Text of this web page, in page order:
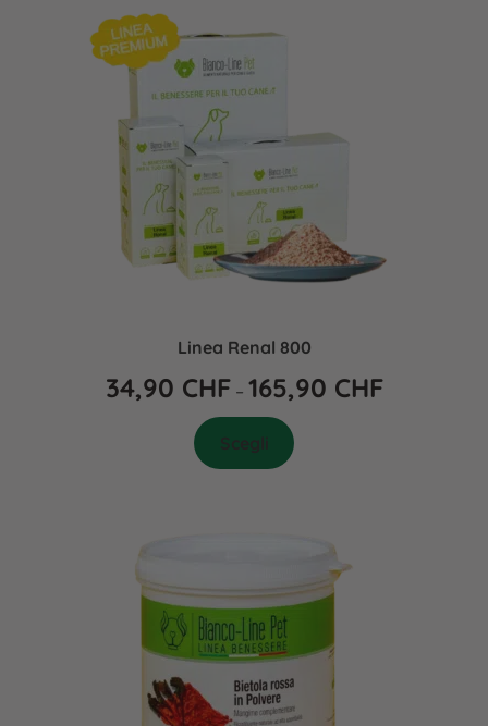
Linea Renal 800
34,90 CHF – 165,90 CHF